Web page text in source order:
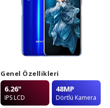
Genel Özellikleri
6.26"
IPS LCD
48MP
Dörtlü Kamera